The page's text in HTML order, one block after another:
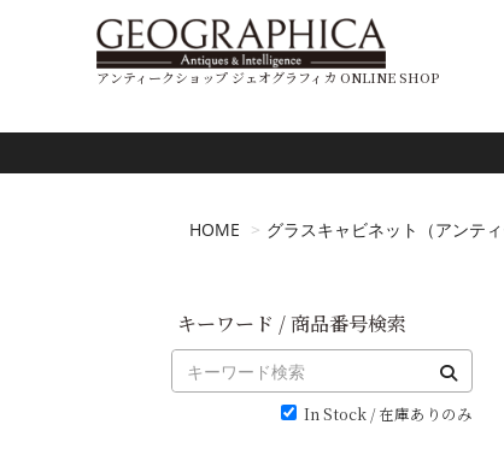
アンティークショップ ジェオグラフィカ ONLINE SHOP
HOME グラスキャビネット（アンティ
キーワード / 商品番号検索
In Stock / 在庫ありのみ